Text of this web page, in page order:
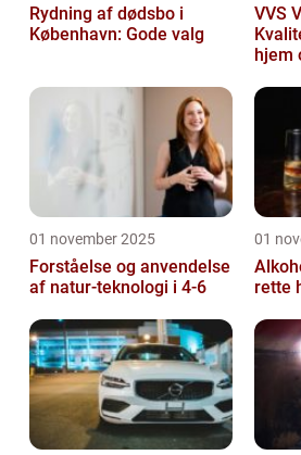
Rydning af dødsbo i
København: Gode valg
VVS
hjem
01 november 2025
Forståelse og anvendelse
af natur-teknologi i 4-6
01
rette